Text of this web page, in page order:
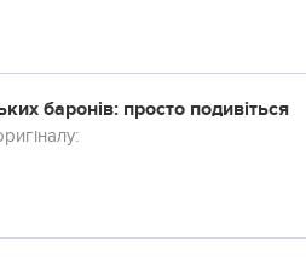
Розкіш могил циганських баронів: просто подивіться